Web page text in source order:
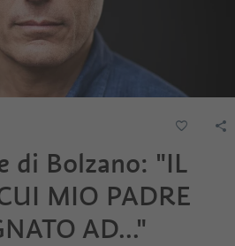
di Bolzano: "IL
MIO PADRE
AD..."